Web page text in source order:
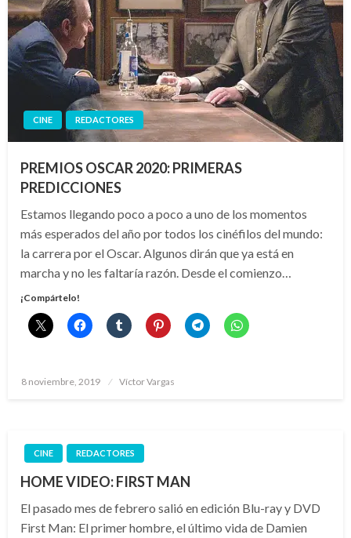
CINE REDACTORES
PREMIOS OSCAR 2020: PRIMERAS
PREDICCIONES
Estamos llegando poco a poco a uno de los momentos
más esperados del año por todos los cinéfilos del mundo:
la carrera por el Oscar. Algunos dirán que ya está en
marcha y no les faltaría razón. Desde el comienzo…
¡Compártelo!
Publicado
8 noviembre, 2019 Víctor Vargas
CINE REDACTORES
HOME VIDEO: FIRST MAN
El pasado mes de febrero salió en edición Blu-ray y DVD
First Man: El primer hombre, el último vida de Damien